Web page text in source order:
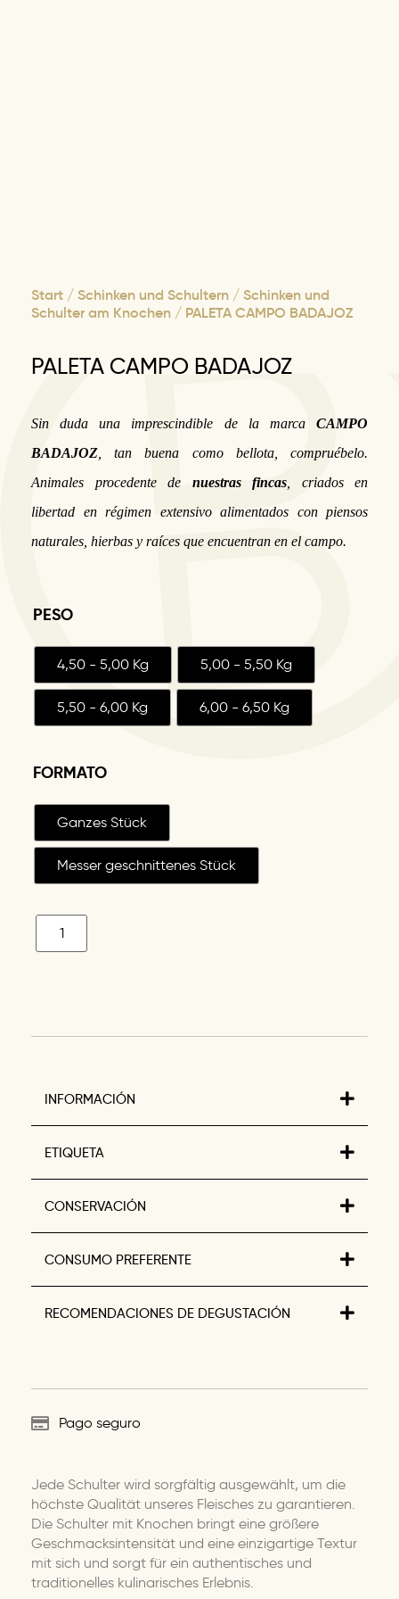
Start / Schinken und Schultern / Schinken und
Schulter am Knochen / PALETA CAMPO BADAJOZ
PALETA CAMPO BADAJOZ
Sin duda una imprescindible de la marca CAMPO
BADAJOZ , tan buena como bellota, compruébelo.
Animales procedente de nuestras fincas , criados en
libertad en régimen extensivo alimentados con piensos
naturales, hierbas y raíces que encuentran en el campo.
PESO
4,50 - 5,00 Kg 5,00 - 5,50 Kg
5,50 - 6,00 Kg 6,00 - 6,50 Kg
FORMATO
Ganzes Stück
Messer geschnittenes Stück
INFORMACIÓN
ETIQUETA
CONSERVACIÓN
CONSUMO PREFERENTE
RECOMENDACIONES DE DEGUSTACIÓN
Pago seguro
Jede Schulter wird sorgfältig ausgewählt, um die
höchste Qualität unseres Fleisches zu garantieren.
Die Schulter mit Knochen bringt eine größere
Geschmacksintensität und eine einzigartige Textur
mit sich und sorgt für ein authentisches und
traditionelles kulinarisches Erlebnis.